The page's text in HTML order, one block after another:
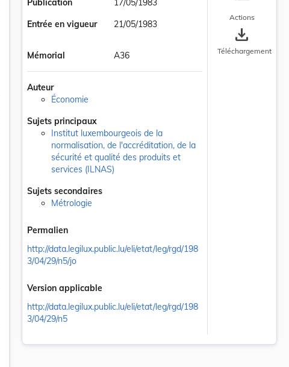
Publication
17/05/1983
Entrée en vigueur
21/05/1983
Mémorial A36
Auteur
Économie
Sujets principaux
Institut luxembourgeois de la
normalisation, de l'accréditation, de la
sécurité et qualité des produits et
services (ILNAS)
Sujets secondaires
Métrologie
Permalien
http://data.legilux.public.lu/eli/etat/leg/rgd/198
3/04/29/n5/jo
Version applicable
http://data.legilux.public.lu/eli/etat/leg/rgd/198
3/04/29/n5
Actions
save_alt
Téléchargement